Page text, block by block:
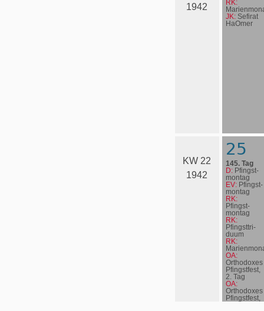
1942
RK:
JK: Sefirat
HaOmer
KW 22
1942
25
145. Tag
D: Pfingst­
mon­tag
EV: Pfingst­
mon­tag
RK:
Pfingst­
mon­tag
RK:
Pfingst­tri­
du­um
RK:
OA:
Orthodoxes
Pfingstfest,
2. Tag
OA:
Orthodoxes
Pfingstfest,